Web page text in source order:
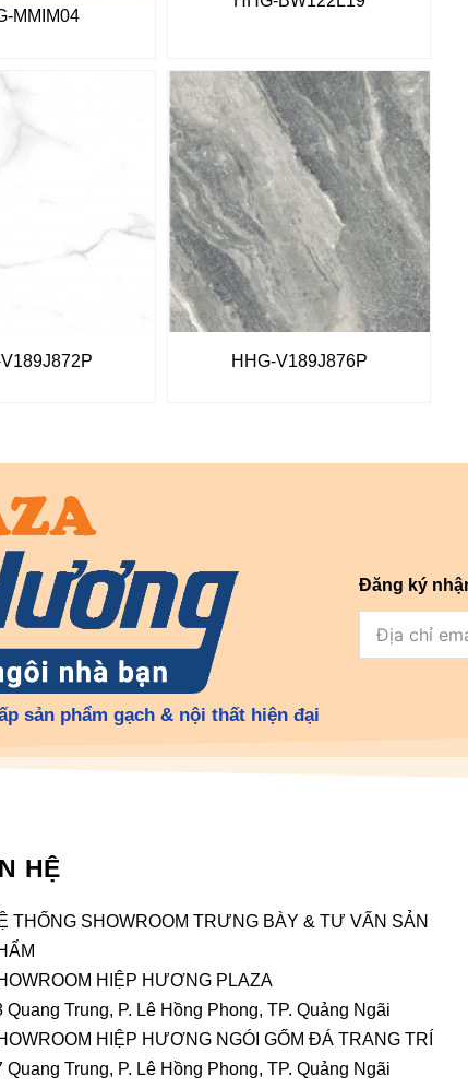
MMIM04
HHG-V189J876P
sản phẩm gạch & nội thất hiện đại
Đăng ký
HỆ
THỐNG SHOWROOM TRƯNG BÀY & TƯ VẤN SẢN
HIỆP HƯƠNG PLAZA
Quang Trung, P. Lê Hồng Phong, TP. Quảng Ngãi
HIỆP HƯƠNG NGÓI GỐM ĐÁ TRANG TRÍ
Quang Trung, P. Lê Hồng Phong, TP. Quảng Ngãi